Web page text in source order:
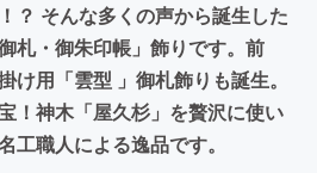
？ そんな多くの声から誕生した
札・御朱印帳」飾りです。前
け用「雲型 」御札飾りも誕生。
！神木「屋久杉」を贅沢に使い
工職人による逸品です。